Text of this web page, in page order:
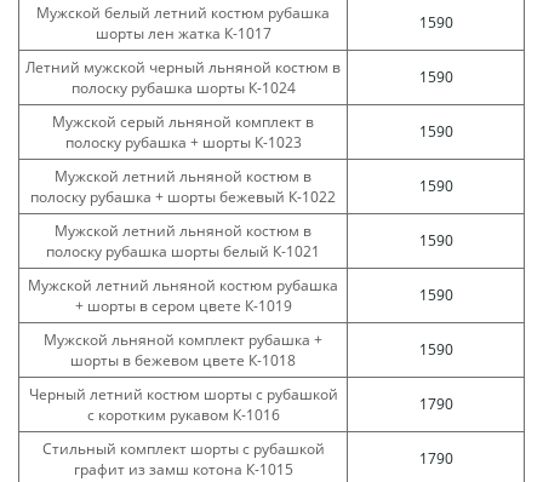
Мужской белый летний костюм рубашка
шорты лен жатка К-1017
1590
Летний мужской черный льняной костюм в
полоску рубашка шорты К-1024
1590
Мужской серый льняной комплект в
полоску рубашка + шорты К-1023
1590
Мужской летний льняной костюм в
полоску рубашка + шорты бежевый К-1022
1590
Мужской летний льняной костюм в
полоску рубашка шорты белый К-1021
1590
Мужской летний льняной костюм рубашка
+ шорты в сером цвете К-1019
1590
Мужской льняной комплект рубашка +
шорты в бежевом цвете К-1018
1590
Черный летний костюм шорты с рубашкой
с коротким рукавом К-1016
1790
Стильный комплект шорты с рубашкой
графит из замш котона К-1015
1790